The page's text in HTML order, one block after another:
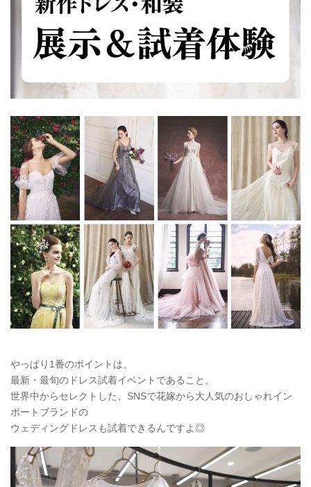
やっぱり1番のポイントは、
最新・最旬のドレス試着イベントであること。
世界中からセレクトした、SNSで花嫁から大人気のおしゃれイン
ポートブランドの
ウェディングドレスも試着できるんですよ◎